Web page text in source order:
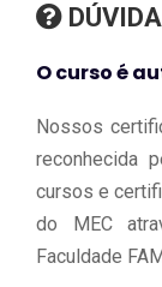
O curso é
Nossos
reconhecida
cursos e
do MEC
Faculdade